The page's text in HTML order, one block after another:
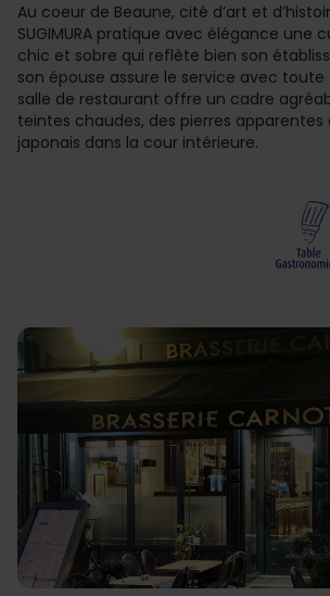
Au coeur de Beaune, cité d’art et
SUGIMURA pratique avec élégance une
chic et sobre qui reflète bien son
son épouse assure le service avec toute
salle de restaurant offre un cadre
teintes chaudes, des pierres
japonais dans la cour intérieure.